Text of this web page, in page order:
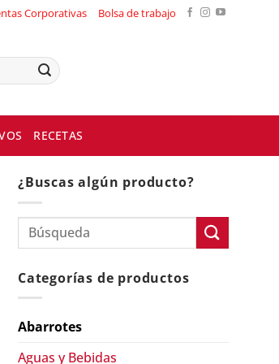
Corporativas Bolsa de trabajo
RECETAS
¿Buscas algún producto?
Categorías de productos
Abarrotes
Aguas y Bebidas